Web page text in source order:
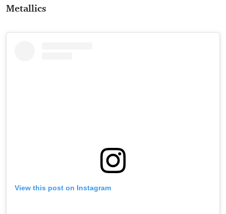
Metallics
View this post on Instagram